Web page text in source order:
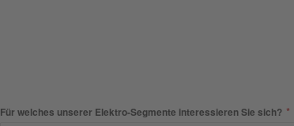
Für welches unserer Elektro-Segmente interessieren Sie sich? *